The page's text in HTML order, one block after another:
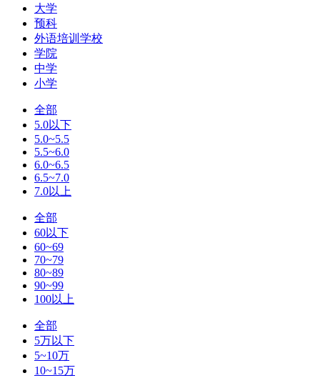
大学
预科
外语培训学校
学院
中学
小学
全部
5.0以下
5.0~5.5
5.5~6.0
6.0~6.5
6.5~7.0
7.0以上
全部
60以下
60~69
70~79
80~89
90~99
100以上
全部
5万以下
5~10万
10~15万